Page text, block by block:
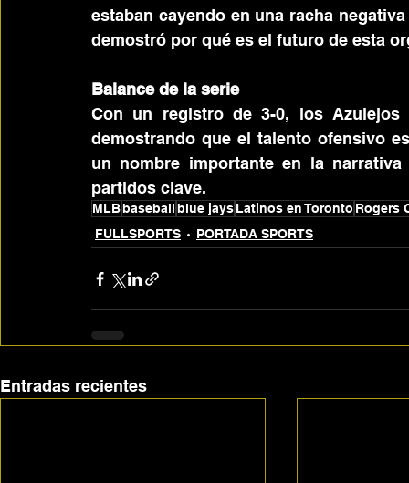
estaban cayendo en una racha
demostró por qué es el futuro de esta
Balance de la serie
Con un registro de 3-0, los Azulejos
demostrando que el talento ofensivo
un nombre importante en la
partidos clave.
MLBbaseballblue jaysLatinos en Toronto Rogers
FULLSPORTS
PORTADA SPORTS
Entradas recientes